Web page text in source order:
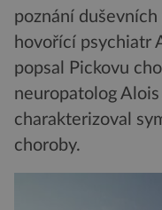
poznání
hovořící psychiatr
popsal Pickovu
neuropatolog
charakterizoval
choroby.